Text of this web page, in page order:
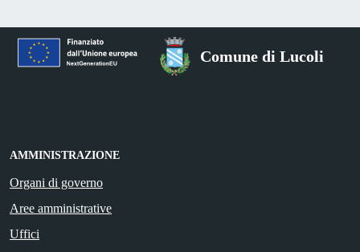
Comune di Lucoli
AMMINISTRAZIONE
Organi di governo
Aree amministrative
Uffici